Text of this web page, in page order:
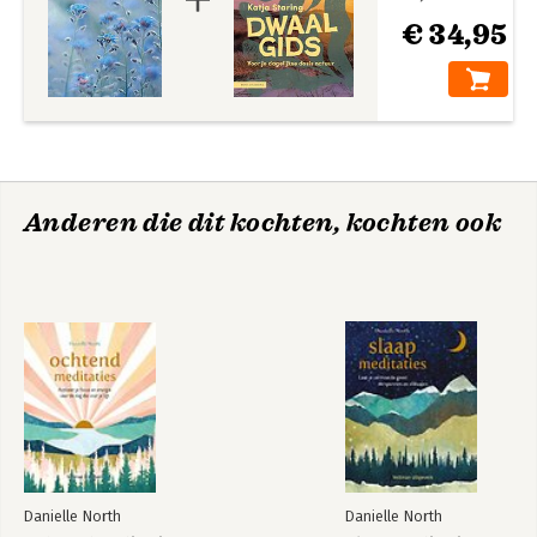
werkwijze te omschrijven. Zij geeft ook workshops in deze
non-duale, hartverwarmende manier van leven en werken, die
eenvoudig en voor iedereen toegankelijk is. Zie www.evawolf.nl
€ 34,95
Anderen die dit kochten, kochten ook
Danielle North Danielle North